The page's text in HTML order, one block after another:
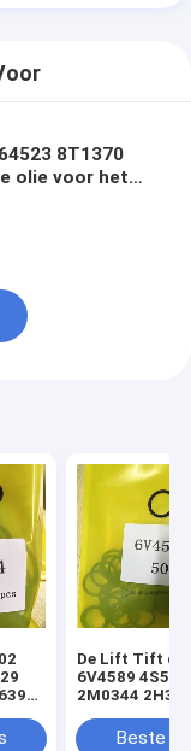
8T1370
olie voor het
De Lift Tift die
6V4589
2M0344
Beste